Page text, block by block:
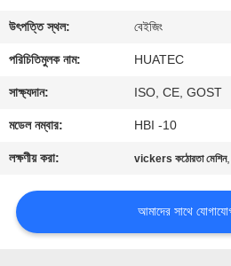
নিয়ন্ত্রণ
যোগাযোগ
করুন
জন্য
আবেদন
উৎপত্তি স্থল: বেইজিং
পরিচিতিমুলক নাম: HUATEC
সাক্ষ্যদান: ISO, CE, GOST
মডেল নম্বার: HBI -10
লক্ষণীয় করা: vickers কঠোরতা মেশিন
আমাদের সাথে